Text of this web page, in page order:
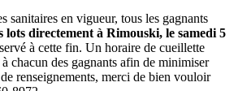
sanitaires en vigueur, tous les gagnants
lots directement à Rimouski, le samedi 5
à cette fin. Un horaire de cueillette
chacun des gagnants afin de minimiser
renseignements, merci de bien vouloir